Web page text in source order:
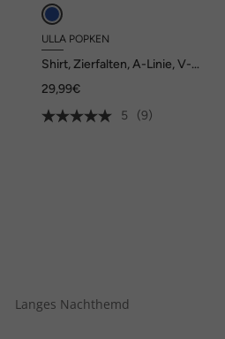
ULLA POPKEN
Shirt, Zierfalten, A-Linie, V-
29,99€
5
(9)
Langes Nachthemd